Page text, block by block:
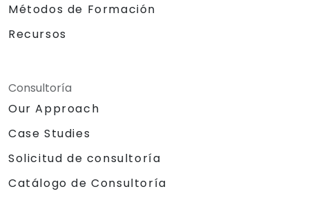
Métodos de Formación
Recursos
Consultoría
Our Approach
Case Studies
Solicitud de consultoría
Catálogo de Consultoría